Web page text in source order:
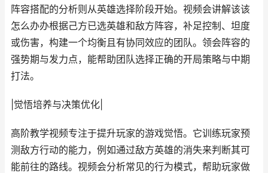
阵容搭配的分析则从英雄选择阶段开始。视频会讲解该该
怎么办办根据己方已选英雄和敌方阵容，补足控制、坦度
或伤害，构建一个均衡且有协同效应的团队。领会阵容的
强势期与发力点，能帮助团队选择正确的开局策略与中期
打法。
|觉悟培养与决策优化|
高阶教学视频专注于提升玩家的游戏觉悟。它训练玩家预
测敌方行动的能力，例如通过敌方英雄的消失来判断其可
能前往的路线。视频会分析常见的行为模式，帮助玩家做